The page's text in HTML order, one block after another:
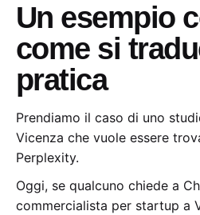
Un esempio
come si
pratica
Prendiamo il caso di uno
Vicenza che vuole essere
Perplexity.
Oggi, se qualcuno chiede a
commercialista per startup a